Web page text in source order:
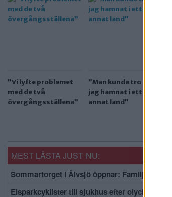
”Vi lyfte problemet
med de två
övergångsställena”
”Man kunde tro att
jag hamnat i ett
annat land”
MEST LÄSTA JUST NU:
Sommartorget i Älvsjö öppnar: Familjärt
Elsparkcyklister till sjukhus efter olycka